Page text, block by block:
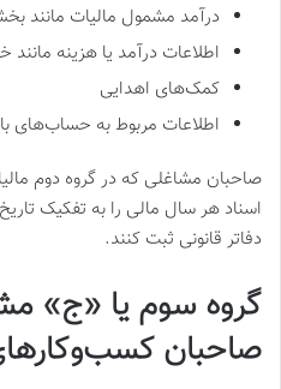
درآمد مشمول مالیات مانند
اطلاعات درآمد یا هزینه مانند
کمک‌های اهدایی
اطلاعات مربوط به حساب‌های
صاحبان مشاغلی که در گروه دوم
اسناد هر سال مالی را به تفکیک
دفاتر قانونی ثبت کنند.
گروه سوم یا «ج»
صاحبان